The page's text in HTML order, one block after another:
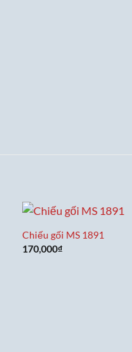
Chiếu gối MS 1891
170,000₫